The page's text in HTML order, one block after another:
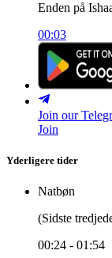
Enden på
00:03
Join our
Join
Yderligere tider
Natbøn
(Sidste
00:24 - 01:54